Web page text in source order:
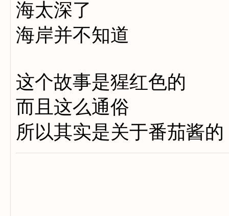
海太深了
海岸并不知道
这个故事是猩红色的
而且这么通俗
所以其实是关于番茄酱的